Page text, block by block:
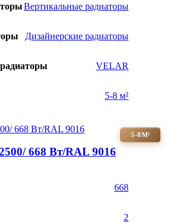
Вертикальные радиаторы
Дизайнерские радиаторы
VELAR
5-8 м²
5-8М²
668 Bт/RAL 9016
668
2